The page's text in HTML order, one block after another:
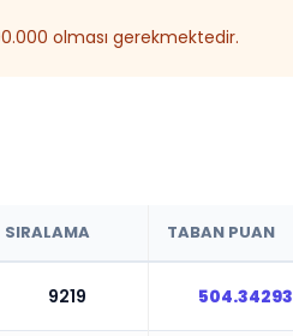
olması gerekmektedir.
SIRALAMA TABAN PUAN
9219 504.34293